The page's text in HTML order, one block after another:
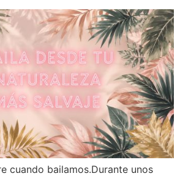
cuando bailamos.Durante unos